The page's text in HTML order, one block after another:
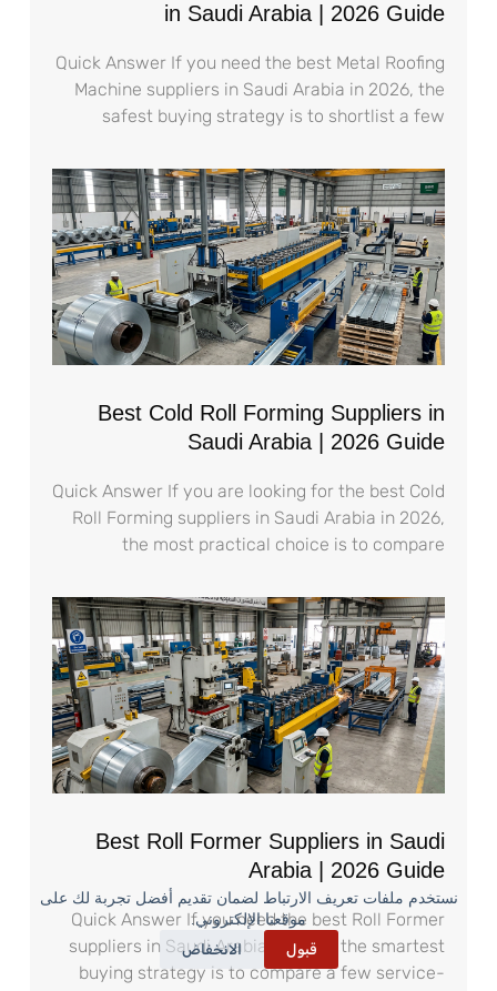
نستخدم ملفات تعريف الارتباط لضمان تقديم أفضل تجربة لك على
موقعنا الإلكتروني.
قبول
الانخفاض
in Saudi Arabia | 2026 Guide
Quick Answer If you need the best Metal Roofing
Machine suppliers in Saudi Arabia in 2026, the
safest buying strategy is to shortlist a few
Best Cold Roll Forming Suppliers in
Saudi Arabia | 2026 Guide
Quick Answer If you are looking for the best Cold
Roll Forming suppliers in Saudi Arabia in 2026,
the most practical choice is to compare
Best Roll Former Suppliers in Saudi
Arabia | 2026 Guide
Quick Answer If you need the best Roll Former
suppliers in Saudi Arabia in 2026, the smartest
buying strategy is to compare a few service-